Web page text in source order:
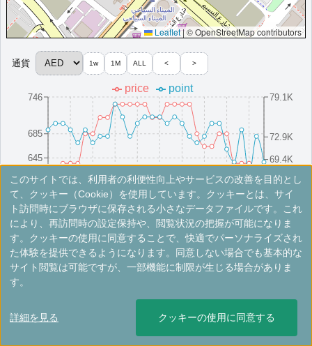
室アップグレード有（スイート含む）,クラブラウンジ海上夕日鑑賞会,スパ割
引15%
その他情報：中東最大ウォーターパーク,乗馬アカデミー
More...
1 - 1 件 / 全 1 件 ＞
Leaflet|© OpenStreetMap contributors
8/1(Fri)8/4(Mon)8/7(Thu)8/10(Sun)8/13(Wed)8/16(Sat)8/19(Tue)8/22(Fri)8/25(Mon)8/28(Thu)
605
645
685
746
65.9K
69.4K
72.9K
79.1K
price point
※手数料別。レートは目安ですので最新の情報は公式サイトでご確認ください。
通貨 1w 1M ALL < >
ザ・ウェスティン・ドバイ・ミナ・セイハ
イ・ビーチ・リゾート＆マリーナ
アラブ首長国連邦
このサイトでは、利用者の利便性向上やサービスの改善を目的とし
て、クッキー（Cookie）を使用しています。クッキーとは、サイ
ト訪問時にブラウザに保存される小さなデータファイルです。これ
により、再訪問時の設定保持や、閲覧状況の把握が可能になりま
す。クッキーの使用に同意することで、快適でパーソナライズされ
た体験を提供できるようになります。同意しない場合でも基本的な
サイト閲覧は可能ですが、一部機能に制限が生じる場合がありま
す。
詳細を見る クッキーの使用に同意する